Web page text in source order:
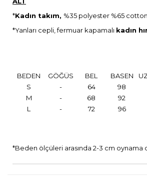
*Kadın takım, %35 polyester %65
*Yanları cepli, fermuar kapamalı kadın
BEDEN GÖĞÜS BEL BASEN
S
- 64 98
M
- 68 92
L
- 72 96
*Beden ölçüleri arasında 2-3 cm oynama